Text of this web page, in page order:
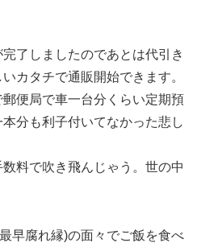
了しましたのであとは代引き
カタチで通販開始できます。
便局で車一台分くらい定期預
分も利子付いてなかった悲し
料で吹き飛んじゃう。世の中
早腐れ縁)の面々でご飯を食べ